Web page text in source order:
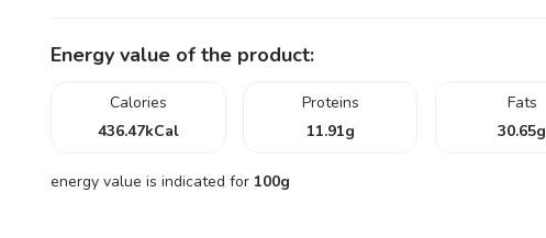
Energy value of the product:
Calories
436.47kCal
Proteins
11.91g
Fats
30.65g
energy value is indicated for 100g